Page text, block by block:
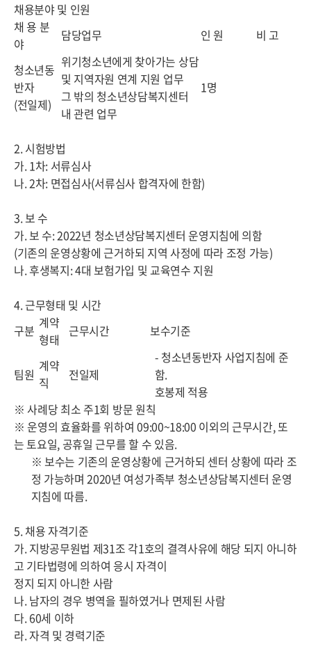
채용분야 및 인원
채 용 분
야
담당업무 인 원 비 고
청소년동
반자
(전일제)
위기청소년에게 찾아가는 상담
및 지역자원 연계 지원 업무
그 밖의 청소년상담복지센터
내 관련 업무
1명
2. 시험방법
가. 1차: 서류심사
나. 2차: 면접심사(서류심사 합격자에 한함)
3. 보 수
가. 보 수: 2022년 청소년상담복지센터 운영지침에 의함
(기존의 운영상황에 근거하되 지역 사정에 따라 조정 가능)
나. 후생복지: 4대 보험가입 및 교육연수 지원
4. 근무형태 및 시간
구분 계약
형태
근무시간 보수기준
팀원
계약
직
전일제
- 청소년동반자 사업지침에 준
함.
호봉제 적용
※ 사례당 최소 주1회 방문 원칙
※ 운영의 효율화를 위하여 09:00~18:00 이외의 근무시간, 또
는 토요일, 공휴일 근무를 할 수 있음.
※ 보수는 기존의 운영상황에 근거하되 센터 상황에 따라 조
정 가능하며 2020년 여성가족부 청소년상담복지센터 운영
지침에 따름.
5. 채용 자격기준
가. 지방공무원법 제31조 각1호의 결격사유에 해당 되지 아니하
고 기타법령에 의하여 응시 자격이
정지 되지 아니한 사람
나. 남자의 경우 병역을 필하였거나 면제된 사람
다. 60세 이하
라. 자격 및 경력기준